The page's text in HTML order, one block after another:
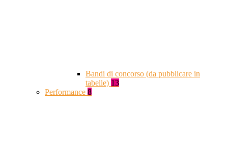
Bandi di concorso (da pubblicare in
tabelle) 13
Performance 8